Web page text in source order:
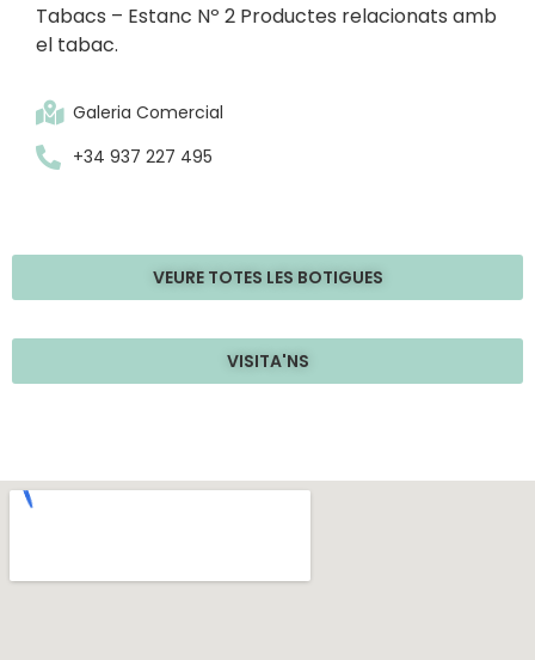
Tabacs – Estanc Nº 2 Productes relacionats amb
el tabac.
Galeria Comercial
+34 937 227 495
VEURE TOTES LES BOTIGUES
VISITA'NS